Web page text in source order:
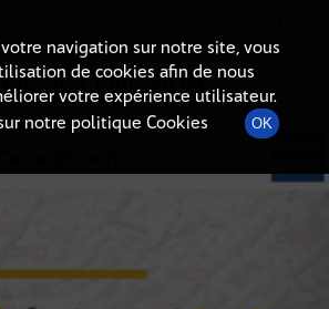
DE L'ÉMISSION
navigation sur notre site, vous
de cookies afin de nous
votre expérience utilisateur.
notre politique Cookies
OK